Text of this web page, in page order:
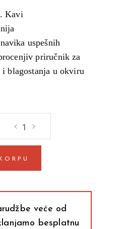
Kavi
uspešnih
priručnik za
i blagostanja u okviru
porodica
R.
Kavi
quantity
veće od
besplatnu